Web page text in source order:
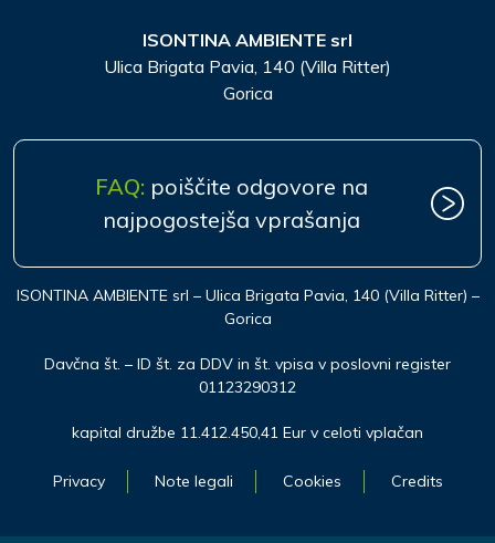
ISONTINA AMBIENTE srl
Ulica Brigata Pavia, 140 (Villa Ritter)
Gorica
FAQ: poiščite odgovore na
najpogostejša vprašanja
ISONTINA AMBIENTE srl – Ulica Brigata Pavia, 140 (Villa Ritter) –
Gorica
Davčna št. – ID št. za DDV in št. vpisa v poslovni register
01123290312
kapital družbe 11.412.450,41 Eur v celoti vplačan
Privacy Note legali Cookies Credits